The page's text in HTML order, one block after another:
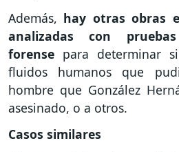
Además, hay otras obras
analizadas con
forense para determinar
fluidos humanos que
hombre que González
asesinado, o a otros.
Casos similares